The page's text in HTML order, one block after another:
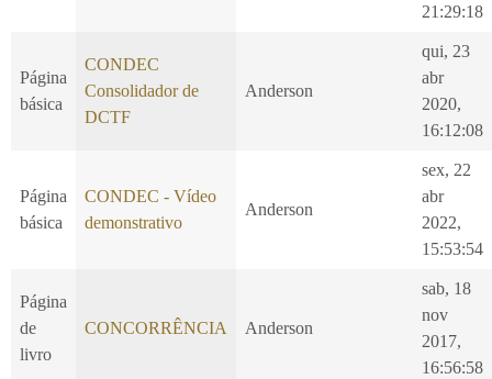
21:29:18
Página
básica
CONDEC
Consolidador de
DCTF
Anderson
qui, 23
abr
2020,
16:12:08
Página
básica
CONDEC - Vídeo
demonstrativo
Anderson
sex, 22
abr
2022,
15:53:54
Página
de
livro
CONCORRÊNCIA Anderson
sab, 18
nov
2017,
16:56:58